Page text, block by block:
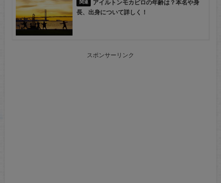
アイルトンモカピロの年齢は？本名や身
長、出身について詳しく！
スポンサーリンク